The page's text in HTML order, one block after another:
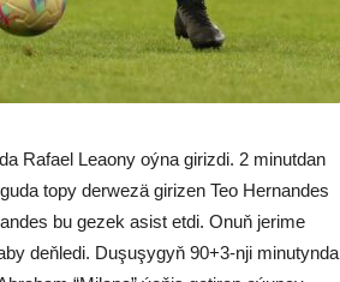
Rafael Leaony oýna girizdi. 2 minutdan
topy derwezä girizen Teo Hernandes
bu gezek asist etdi. Onuň jerime
deňledi. Duşuşygyň 90+3-nji minutynda